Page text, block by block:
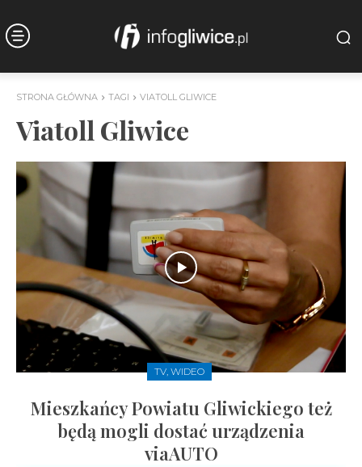
STRONA GŁÓWNA TAGI VIATOLL GLIWICE
Viatoll Gliwice
TV, WIDEO
Mieszkańcy Powiatu Gliwickiego też
będą mogli dostać urządzenia
viaAUTO